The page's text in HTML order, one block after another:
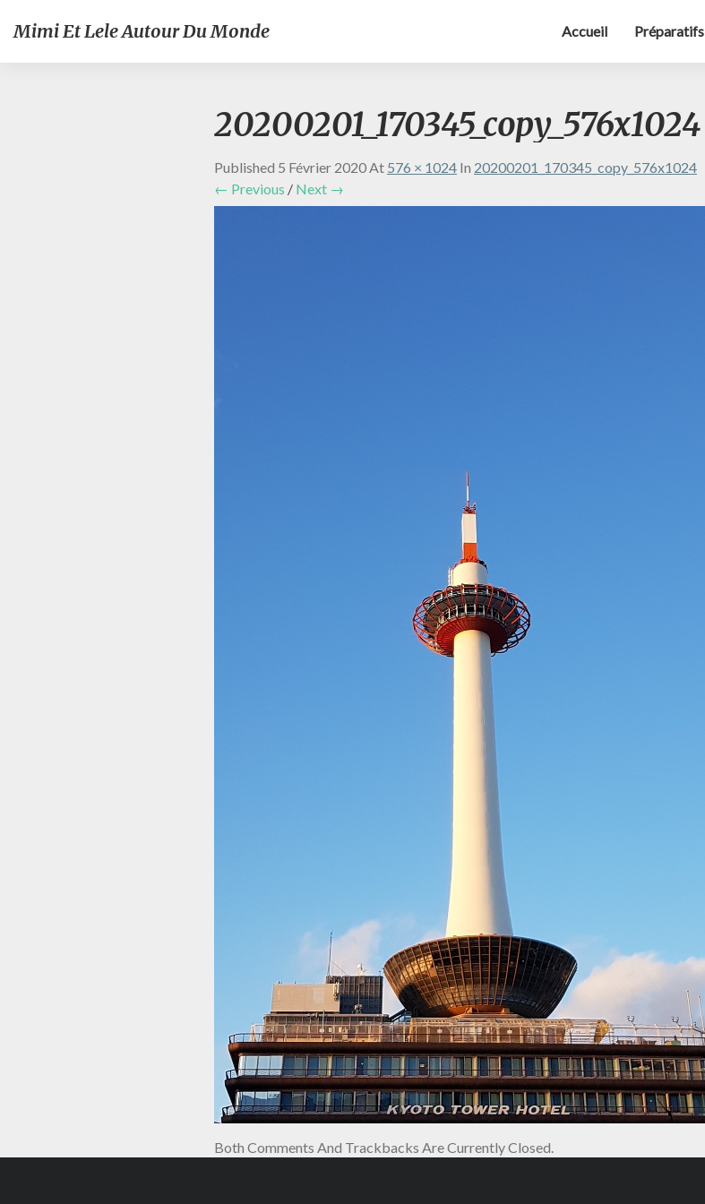
Mimi Et Lele Autour Du Monde Accueil Préparatifs
20200201_170345_copy_576x1024
Published 5 Février 2020At 576 × 1024 In 20200201_170345_copy_576x1024
← Previous / Next →
Both Comments And Trackbacks Are Currently Closed.